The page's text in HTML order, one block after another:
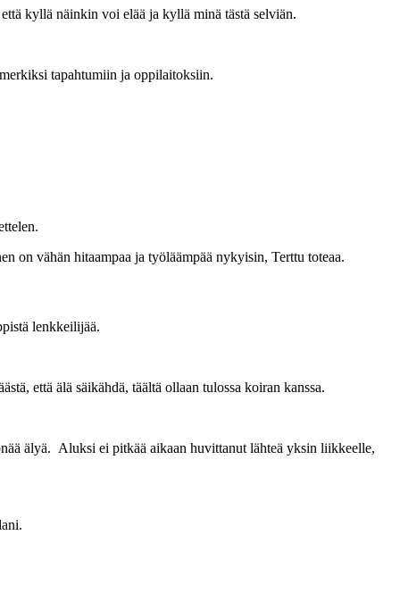
kyllä näinkin voi elää ja kyllä minä tästä selviän.
tapahtumiin ja oppilaitoksiin.
on vähän hitaampaa ja työläämpää nykyisin, Terttu toteaa.
lenkkeilijää.
että älä säikähdä, täältä ollaan tulossa koiran kanssa.
älyä. Aluksi ei pitkää aikaan huvittanut lähteä yksin liikkeelle,